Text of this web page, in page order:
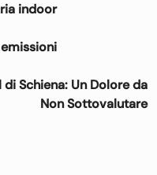
indoor
di Schiena: Un Dolore da
Non Sottovalutare